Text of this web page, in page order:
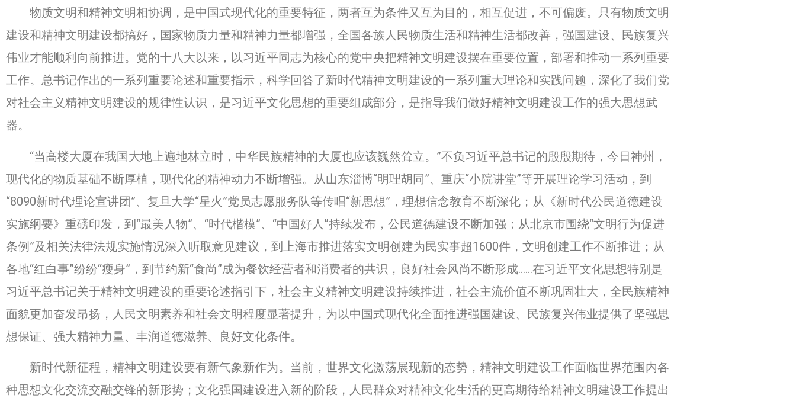
物质文明和精神文明相协调，是中国式现代化的重要特征，两者互为条件又互为目的，相互促进，不可偏废。只有物质文明
建设和精神文明建设都搞好，国家物质力量和精神力量都增强，全国各族人民物质生活和精神生活都改善，强国建设、民族复兴
伟业才能顺利向前推进。党的十八大以来，以习近平同志为核心的党中央把精神文明建设摆在重要位置，部署和推动一系列重要
工作。总书记作出的一系列重要论述和重要指示，科学回答了新时代精神文明建设的一系列重大理论和实践问题，深化了我们党
对社会主义精神文明建设的规律性认识，是习近平文化思想的重要组成部分，是指导我们做好精神文明建设工作的强大思想武
器。
“当高楼大厦在我国大地上遍地林立时，中华民族精神的大厦也应该巍然耸立。”不负习近平总书记的殷殷期待，今日神州，
现代化的物质基础不断厚植，现代化的精神动力不断增强。从山东淄博“明理胡同”、重庆“小院讲堂”等开展理论学习活动，到
“8090新时代理论宣讲团”、复旦大学“星火”党员志愿服务队等传唱“新思想”，理想信念教育不断深化；从《新时代公民道德建设
实施纲要》重磅印发，到“最美人物”、“时代楷模”、“中国好人”持续发布，公民道德建设不断加强；从北京市围绕“文明行为促进
条例”及相关法律法规实施情况深入听取意见建议，到上海市推进落实文明创建为民实事超1600件，文明创建工作不断推进；从
各地“红白事”纷纷“瘦身”，到节约新“食尚”成为餐饮经营者和消费者的共识，良好社会风尚不断形成……在习近平文化思想特别是
习近平总书记关于精神文明建设的重要论述指引下，社会主义精神文明建设持续推进，社会主流价值不断巩固壮大，全民族精神
面貌更加奋发昂扬，人民文明素养和社会文明程度显著提升，为以中国式现代化全面推进强国建设、民族复兴伟业提供了坚强思
想保证、强大精神力量、丰润道德滋养、良好文化条件。
新时代新征程，精神文明建设要有新气象新作为。当前，世界文化激荡展现新的态势，精神文明建设工作面临世界范围内各
种思想文化交流交融交锋的新形势；文化强国建设进入新的阶段，人民群众对精神文化生活的更高期待给精神文明建设工作提出